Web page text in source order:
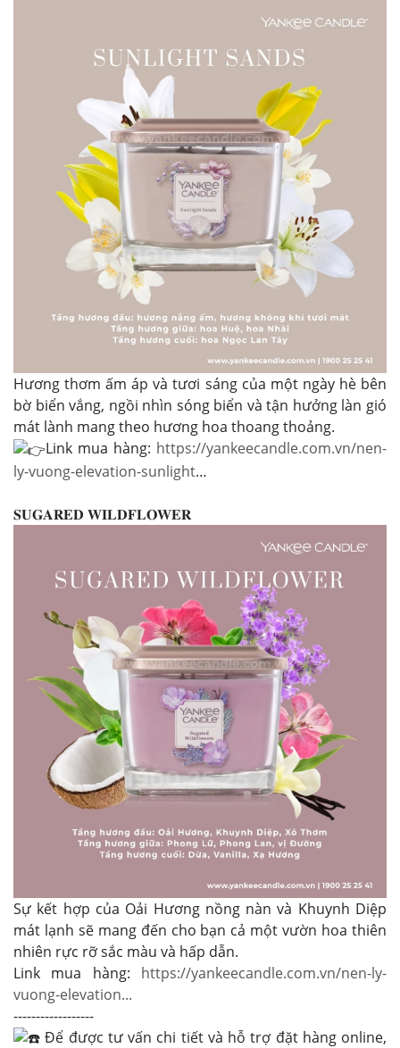
Hương thơm ấm áp và tươi sáng của một ngày hè bên
bờ biển vắng, ngồi nhìn sóng biển và tận hưởng làn gió
mát lành mang theo hương hoa thoang thoảng.
Link mua hàng: https://yankeecandle.com.vn/nen-
ly-vuong-elevation-sunlight…
𝐒𝐔𝐆𝐀𝐑𝐄𝐃 𝐖𝐈𝐋𝐃𝐅𝐋𝐎𝐖𝐄𝐑
Sự kết hợp của Oải Hương nồng nàn và Khuynh Diệp
mát lạnh sẽ mang đến cho bạn cả một vườn hoa thiên
nhiên rực rỡ sắc màu và hấp dẫn.
Link mua hàng: https://yankeecandle.com.vn/nen-ly-
vuong-elevation...
------------------
Để được tư vấn chi tiết và hỗ trợ đặt hàng online,